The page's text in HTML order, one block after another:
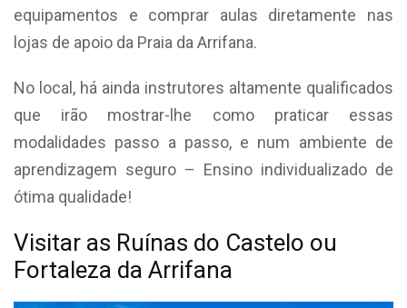
equipamentos e comprar aulas diretamente nas
lojas de apoio da Praia da Arrifana.
No local, há ainda instrutores altamente qualificados
que irão mostrar-lhe como praticar essas
modalidades passo a passo, e num ambiente de
aprendizagem seguro – Ensino individualizado de
ótima qualidade!
Visitar as Ruínas do Castelo ou
Fortaleza da Arrifana